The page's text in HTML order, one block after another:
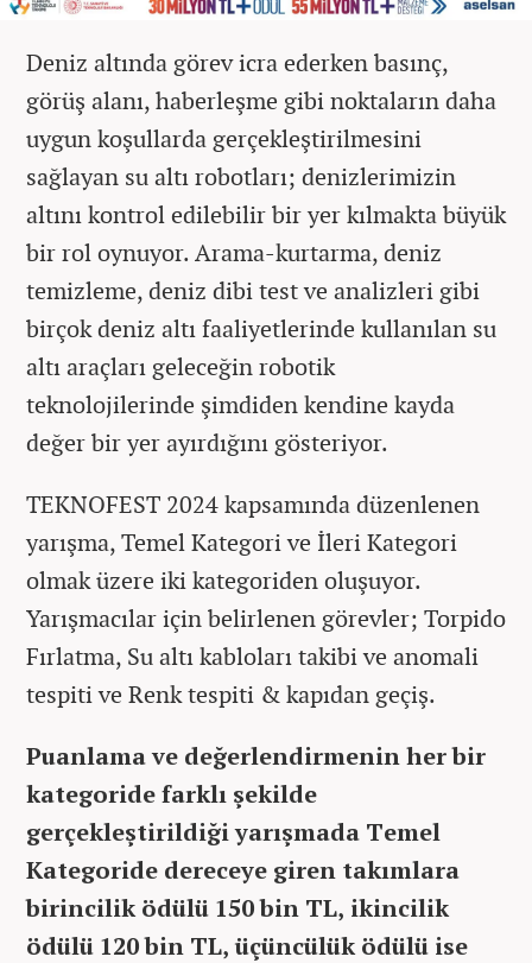
Deniz altında görev icra ederken basınç,
görüş alanı, haberleşme gibi noktaların daha
uygun koşullarda gerçekleştirilmesini
sağlayan su altı robotları; denizlerimizin
altını kontrol edilebilir bir yer kılmakta büyük
bir rol oynuyor. Arama-kurtarma, deniz
temizleme, deniz dibi test ve analizleri gibi
birçok deniz altı faaliyetlerinde kullanılan su
altı araçları geleceğin robotik
teknolojilerinde şimdiden kendine kayda
değer bir yer ayırdığını gösteriyor.
TEKNOFEST 2024 kapsamında düzenlenen
yarışma, Temel Kategori ve İleri Kategori
olmak üzere iki kategoriden oluşuyor.
Yarışmacılar için belirlenen görevler; Torpido
Fırlatma, Su altı kabloları takibi ve anomali
tespiti ve Renk tespiti & kapıdan geçiş.
Puanlama ve değerlendirmenin her bir
kategoride farklı şekilde
gerçekleştirildiği yarışmada Temel
Kategoride dereceye giren takımlara
birincilik ödülü 150 bin TL, ikincilik
ödülü 120 bin TL, üçüncülük ödülü ise